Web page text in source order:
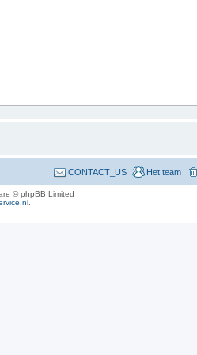
Het team
CONTACT_US
© phpBB Limited
.